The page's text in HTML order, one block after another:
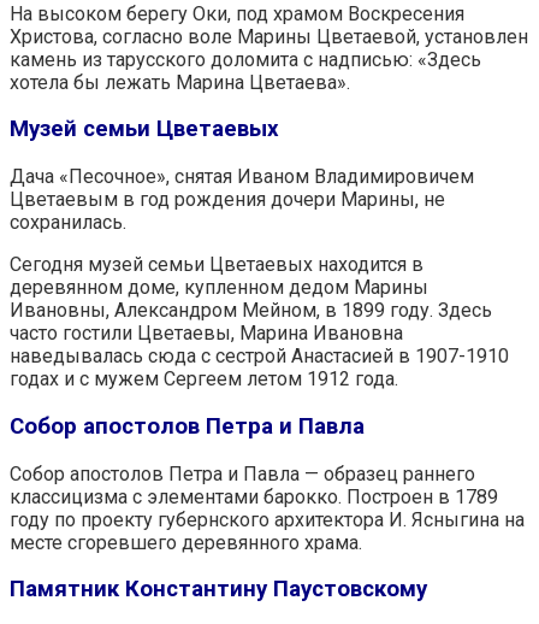
На высоком берегу Оки, под храмом Воскресения
Христова, согласно воле Марины Цветаевой, установлен
камень из тарусского доломита с надписью: «Здесь
хотела бы лежать Марина Цветаева».
Музей семьи Цветаевых
Дача «Песочное», снятая Иваном Владимировичем
Цветаевым в год рождения дочери Марины, не
сохранилась.
Сегодня музей семьи Цветаевых находится в
деревянном доме, купленном дедом Марины
Ивановны, Александром Мейном, в 1899 году. Здесь
часто гостили Цветаевы, Марина Ивановна
наведывалась сюда с сестрой Анастасией в 1907-1910
годах и с мужем Сергеем летом 1912 года.
Собор апостолов Петра и Павла
Собор апостолов Петра и Павла — образец раннего
классицизма с элементами барокко. Построен в 1789
году по проекту губернского архитектора И. Ясныгина на
месте сгоревшего деревянного храма.
Памятник Константину Паустовскому